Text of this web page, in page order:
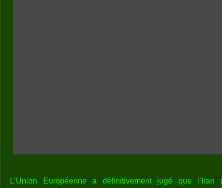
L’Union Européenne a définitivement jugé que l’Iran